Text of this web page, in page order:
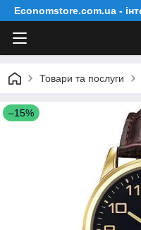
Economstore.com.ua -
Товари та послуги
–15%